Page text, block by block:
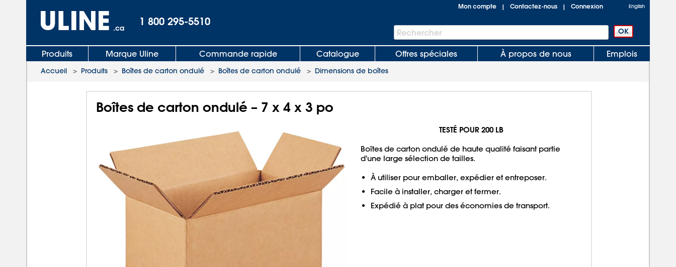
.ca
1 800 295-5510
Mon compte | Contactez-nous | Connexion English
Barre
de
recherche
Rechercher
Produits Marque Uline Commande rapide Catalogue Offres spéciales À propos de nous Emplois
Accueil > Produits > Boîtes de carton ondulé > Boîtes de carton ondulé > Dimensions de boîtes
Boîtes de carton ondulé – 7 x 4 x 3 po
TESTÉ POUR 200 LB
Boîtes de carton ondulé de haute qualité faisant partie
d'une large sélection de tailles.
À utiliser pour emballer, expédier et entreposer.
Facile à installer, charger et fermer.
Expédié à plat pour des économies de transport.